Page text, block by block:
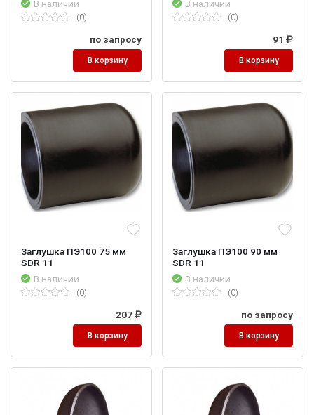
В наличии
(0)
по запросу
В корзину
В наличии
(0)
91
В корзину
Заглушка ПЭ100 75 мм
SDR 11
В наличии
(0)
207
В корзину
Заглушка ПЭ100 90 мм
SDR 11
В наличии
(0)
по запросу
В корзину